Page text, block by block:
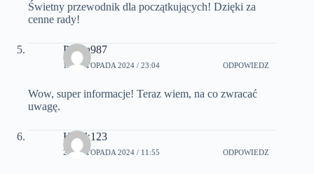
Świetny przewodnik dla początkujących! Dzięki za
cenne rady!
Panda987
19 LISTOPADA 2024 / 23:04 ODPOWIEDZ
Wow, super informacje! Teraz wiem, na co zwracać
uwagę.
Kotek123
21 LISTOPADA 2024 / 11:55 ODPOWIEDZ